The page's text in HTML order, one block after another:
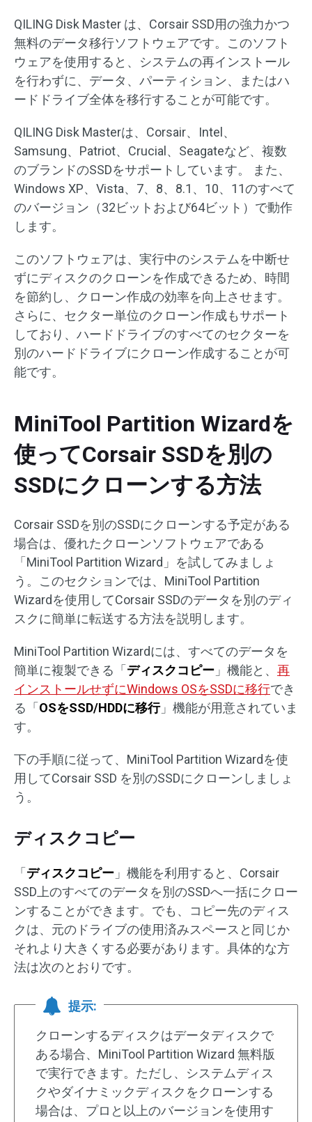
QILING Disk Master は、Corsair SSD用の強力かつ
無料のデータ移行ソフトウェアです。このソフト
ウェアを使用すると、システムの再インストール
を行わずに、データ、パーティション、またはハ
ードドライブ全体を移行することが可能です。
QILING Disk Masterは、Corsair、Intel、
Samsung、Patriot、Crucial、Seagateなど、複数
のブランドのSSDをサポートしています。 また、
Windows XP、Vista、7、8、8.1、10、11のすべて
のバージョン（32ビットおよび64ビット）で動作
します。
このソフトウェアは、実行中のシステムを中断せ
ずにディスクのクローンを作成できるため、時間
を節約し、クローン作成の効率を向上させます。
さらに、セクター単位のクローン作成もサポート
しており、ハードドライブのすべてのセクターを
別のハードドライブにクローン作成することが可
能です。
MiniTool Partition Wizardを
使ってCorsair SSDを別の
SSDにクローンする方法
Corsair SSDを別のSSDにクローンする予定がある
場合は、優れたクローンソフトウェアである
「MiniTool Partition Wizard」を試してみましょ
う。このセクションでは、MiniTool Partition
Wizardを使用してCorsair SSDのデータを別のディ
スクに簡単に転送する方法を説明します。
MiniTool Partition Wizardには、すべてのデータを
簡単に複製できる「 ディスクコピー 」機能と、 再
インストールせずにWindows OSをSSDに移行でき
る「 OSをSSD/HDDに移行」機能が用意されていま
す。
下の手順に従って、MiniTool Partition Wizardを使
用してCorsair SSD を別のSSDにクローンしましょ
う。
ディスクコピー
「 ディスクコピー 」機能を利用すると、Corsair
SSD上のすべてのデータを別のSSDへ一括にクロー
ンすることができます。でも、コピー先のディス
クは、元のドライブの使用済みスペースと同じか
それより大きくする必要があります。具体的な方
法は次のとおりです。
提示:
クローンするディスクはデータディスクで
ある場合、MiniTool Partition Wizard 無料版
で実行できます。ただし、システムディス
クやダイナミックディスクをクローンする
場合は、プロと以上のバージョンを使用す